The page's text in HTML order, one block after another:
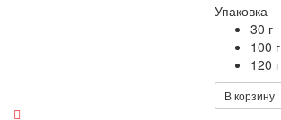
Упаковка
30 г
100 г
120 г
В корзину